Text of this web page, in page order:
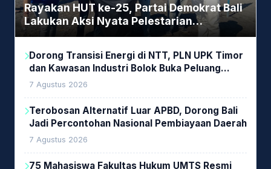
Rayakan HUT ke-25, Partai Demokrat Bali
Lakukan Aksi Nyata Pelestarian
Lingkungan
Dorong Transisi Energi di NTT, PLN UPK Timor
dan Kawasan Industri Bolok Buka Peluang
Investasi Woodchip untuk Cofiring PLTU Bolok
7 Agustus 2026
Terobosan Alternatif Luar APBD, Dorong Bali
Jadi Percontohan Nasional Pembiayaan Daerah
7 Agustus 2026
75 Mahasiswa Fakultas Hukum UMTS Resmi